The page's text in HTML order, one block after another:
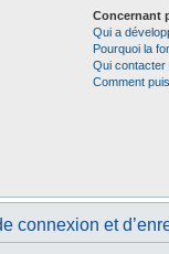
Concernant
Qui a
Pourquoi la
Qui contacter
Comment
connexion et